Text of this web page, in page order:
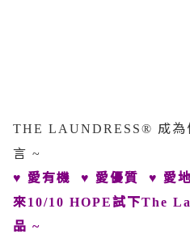
THE LAUNDRESS® 成
言 ~
♥ 愛有機 ♥ 愛優質 ♥ 愛
來10/10 HOPE試下The
品 ~